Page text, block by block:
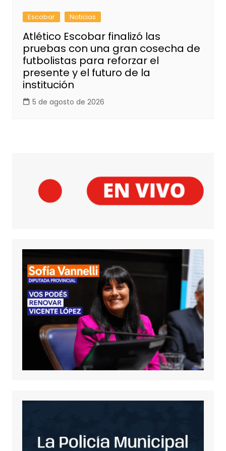
Escobar Noticias
Atlético Escobar finalizó las
pruebas con una gran cosecha de
futbolistas para reforzar el
presente y el futuro de la
institución
5 de agosto de 2026